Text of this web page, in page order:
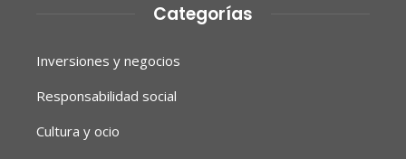
Categorías
Inversiones y negocios
Responsabilidad social
Cultura y ocio